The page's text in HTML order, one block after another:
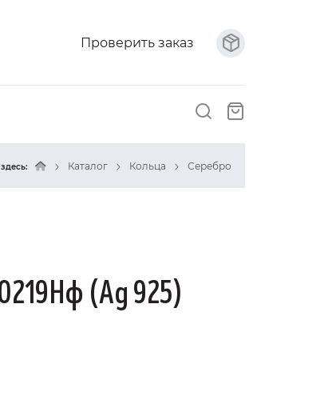
Проверить заказ
Каталог Кольца Серебро
(Ag 925)